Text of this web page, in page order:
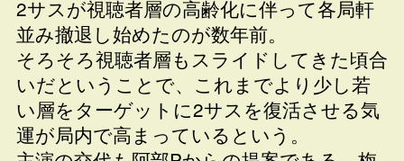
2サスが視聴者層の高齢化に伴って各局軒
並み撤退し始めたのが数年前。
そろそろ視聴者層もスライドしてきた頃合
いだということで、これまでより少し若
い層をターゲットに2サスを復活させる気
運が局内で高まっているという。